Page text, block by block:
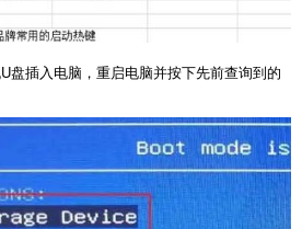
U盘插入电脑，重启电脑并按下先前查询到的